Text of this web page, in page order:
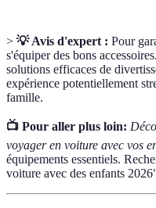
> 💡 Avis d'expert : Pour
s'équiper des bons
solutions efficaces de
expérience potentiellement
famille.
📺 Pour aller plus loin:
voyager en voiture avec vos
équipements essentiels.
voiture avec des enfants